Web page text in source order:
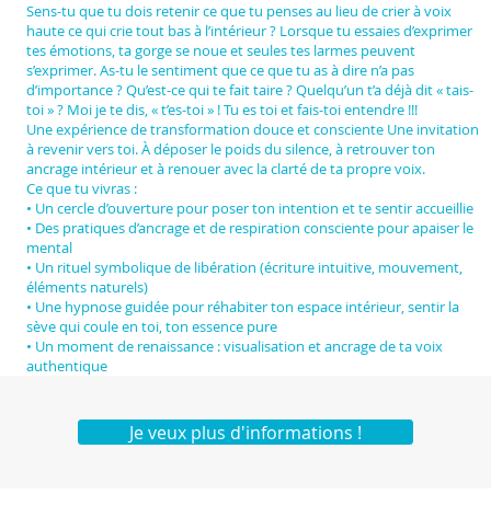
Sens-tu que tu dois retenir ce que tu penses au lieu de crier à voix
haute ce qui crie tout bas à l’intérieur ? Lorsque tu essaies d’exprimer
tes émotions, ta gorge se noue et seules tes larmes peuvent
s’exprimer. As-tu le sentiment que ce que tu as à dire n’a pas
d’importance ? Qu’est-ce qui te fait taire ? Quelqu’un t’a déjà dit « tais-
toi » ? Moi je te dis, « t’es-toi » ! Tu es toi et fais-toi entendre !!!
Une expérience de transformation douce et consciente Une invitation
à revenir vers toi. À déposer le poids du silence, à retrouver ton
ancrage intérieur et à renouer avec la clarté de ta propre voix.
Ce que tu vivras :
• Un cercle d’ouverture pour poser ton intention et te sentir accueillie
• Des pratiques d’ancrage et de respiration consciente pour apaiser le
mental
• Un rituel symbolique de libération (écriture intuitive, mouvement,
éléments naturels)
• Une hypnose guidée pour réhabiter ton espace intérieur, sentir la
sève qui coule en toi, ton essence pure
• Un moment de renaissance : visualisation et ancrage de ta voix
authentique
Je veux plus d'informations !